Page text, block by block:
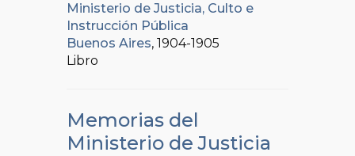
Ministerio de Justicia, Culto e
Instrucción Pública
Buenos Aires, 1904-1905
Libro
Memorias del
Ministerio de Justicia